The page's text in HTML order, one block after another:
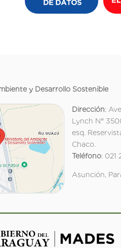
y Desarrollo Sostenible
Dirección:
Lynch N°
esq.
Chaco.
Teléfono: 021
Asunción,